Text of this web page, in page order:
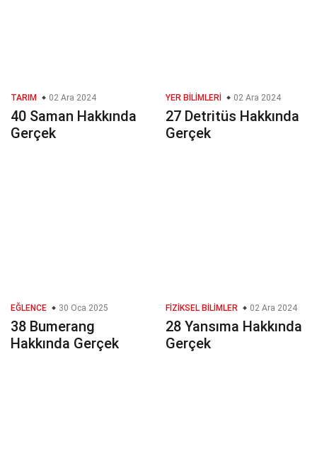
TARIM 02 Ara 2024
40 Saman Hakkında
Gerçek
YER BILIMLERI 02 Ara 2024
27 Detritüs Hakkında
Gerçek
EĞLENCE 30 Oca 2025
38 Bumerang
Hakkında Gerçek
FIZIKSEL BILIMLER 02 Ara 2024
28 Yansıma Hakkında
Gerçek